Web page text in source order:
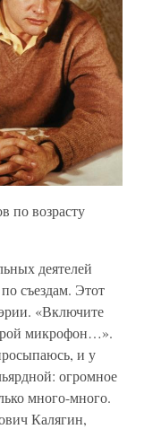
по возрасту
деятелей
съездам. Этот
«Включите
микрофон…».
и у
огромное
много-много.
Калягин,